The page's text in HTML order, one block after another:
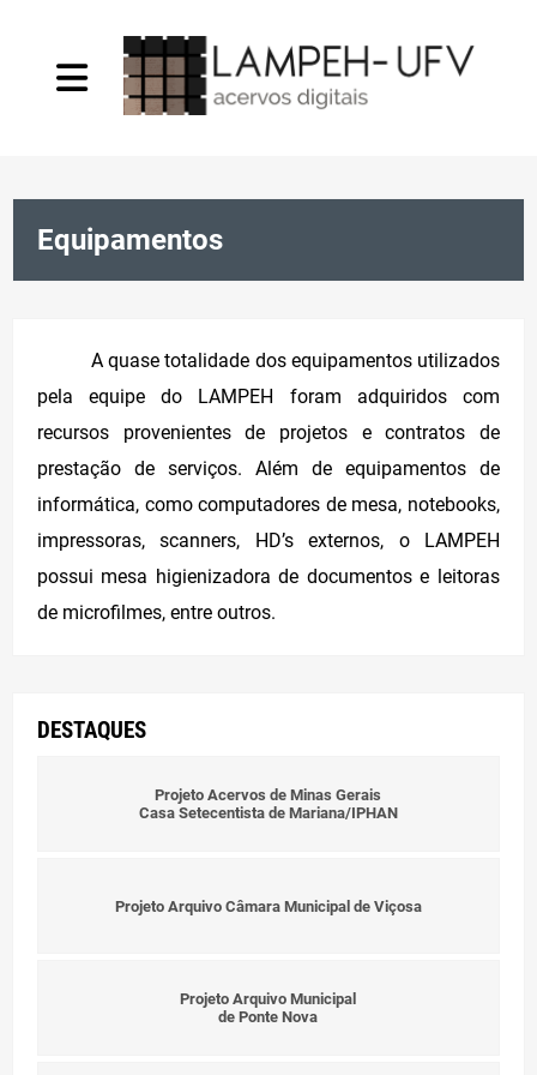
O Laboratório
Infraestrutura
Convênios
Publicações
Estágio Voluntário
Entrar
Equipamentos
A quase totalidade dos equipamentos utilizados
pela equipe do LAMPEH foram adquiridos com
recursos provenientes de projetos e contratos de
prestação de serviços. Além de equipamentos de
informática, como computadores de mesa, notebooks,
impressoras, scanners, HD’s externos, o LAMPEH
possui mesa higienizadora de documentos e leitoras
de microfilmes, entre outros.
DESTAQUES
Projeto Acervos de Minas Gerais
Casa Setecentista de Mariana/IPHAN
Projeto Arquivo Câmara Municipal de Viçosa
Projeto Arquivo Municipal
de Ponte Nova